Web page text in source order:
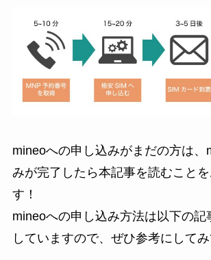
mineoへの申し込みがまだの方は、
みが完了したら本記事を読むこと
す！
mineoへの申し込み方法は以下の記
していますので、ぜひ参考にしてみ